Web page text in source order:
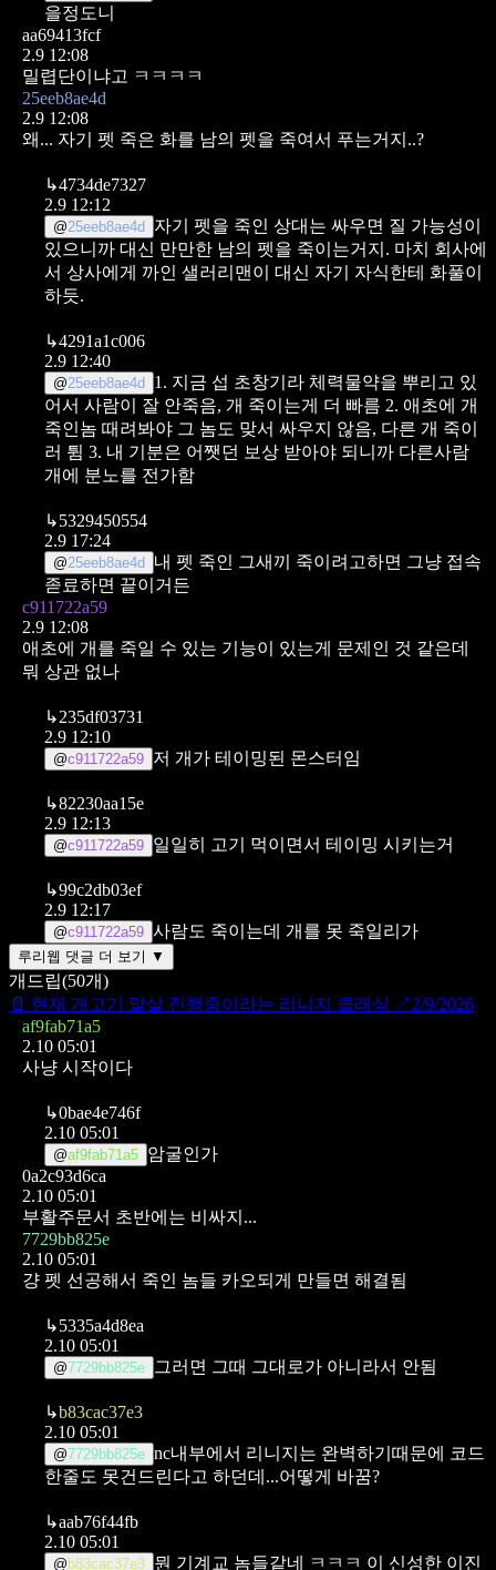
을정도니
aa69413fcf
2.9 12:08
밀렵단이냐고 ㅋㅋㅋㅋ
25eeb8ae4d
2.9 12:08
왜... 자기 펫 죽은 화를 남의 펫을 죽여서 푸는거지..?
↳4734de7327
2.9 12:12
@25eeb8ae4d
자기 펫을 죽인 상대는 싸우면 질 가능성이
있으니까 대신 만만한 남의 펫을 죽이는거지. 마치 회사에
서 상사에게 까인 샐러리맨이 대신 자기 자식한테 화풀이
하듯.
↳4291a1c006
2.9 12:40
@25eeb8ae4d
1. 지금 섭 초창기라 체력물약을 뿌리고 있
어서 사람이 잘 안죽음, 개 죽이는게 더 빠름 2. 애초에 개
죽인놈 때려봐야 그 놈도 맞서 싸우지 않음, 다른 개 죽이
러 튐 3. 내 기분은 어쨋던 보상 받아야 되니까 다른사람
개에 분노를 전가함
↳5329450554
2.9 17:24
@25eeb8ae4d
내 펫 죽인 그새끼 죽이려고하면 그냥 접속
졷료하면 끝이거든
c911722a59
2.9 12:08
애초에 개를 죽일 수 있는 기능이 있는게 문제인 것 같은데
뭐 상관 없나
↳235df03731
2.9 12:10
@c911722a59 저 개가 테이밍된 몬스터임
↳82230aa15e
2.9 12:13
@c911722a59 일일히 고기 먹이면서 테이밍 시키는거
↳99c2db03ef
2.9 12:17
@c911722a59 사람도 죽이는데 개를 못 죽일리가
루리웹 댓글 더 보기 ▼
개드립(50개)
📄 현재 개고기 말살 진행중이라는 리니지 클래식 ↗ 2/9/2026
af9fab71a5
2.10 05:01
사냥 시작이다
↳0bae4e746f
2.10 05:01
@af9fab71a5 암굴인가
0a2c93d6ca
2.10 05:01
부활주문서 초반에는 비싸지...
7729bb825e
2.10 05:01
걍 펫 선공해서 죽인 놈들 카오되게 만들면 해결됨
↳5335a4d8ea
2.10 05:01
@7729bb825e 그러면 그때 그대로가 아니라서 안됨
↳b83cac37e3
2.10 05:01
@7729bb825e nc내부에서 리니지는 완벽하기때문에 코드
한줄도 못건드린다고 하던데...어떻게 바꿈?
↳aab76f44fb
2.10 05:01
@ b83cac37e3 뭔 기계교 놈들같네 ㅋㅋㅋ 이 신성한 이진